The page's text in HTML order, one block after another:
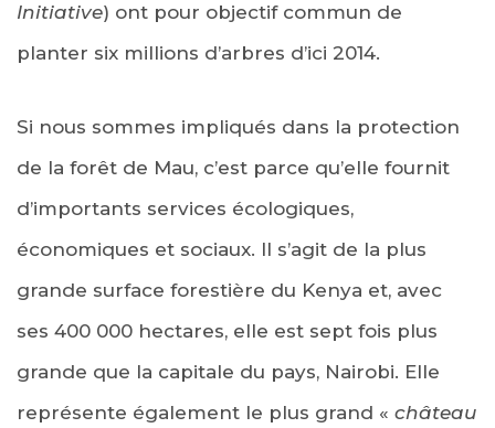
Initiative) ont pour objectif commun de
planter six millions d’arbres d’ici 2014.
Si nous sommes impliqués dans la protection
de la forêt de Mau, c’est parce qu’elle fournit
d’importants services écologiques,
économiques et sociaux. Il s’agit de la plus
grande surface forestière du Kenya et, avec
ses 400 000 hectares, elle est sept fois plus
grande que la capitale du pays, Nairobi. Elle
représente également le plus grand « château